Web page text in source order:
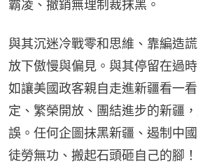
霸凌、撤銷無理制裁抹黑。
與其沉迷冷戰零和思維、靠編造
放下傲慢與偏見。與其停留在過
如讓美國政客親自走進新疆看一
定、繁榮開放、團結進步的新疆
誤。任何企圖抹黑新疆、遏制中
徒勞無功、搬起石頭砸自己的腳！